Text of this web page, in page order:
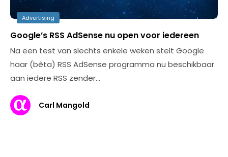
Advertising
Google’s RSS AdSense nu open voor iedereen
Na een test van slechts enkele weken stelt Google
haar (bêta) RSS AdSense programma nu beschikbaar
aan iedere RSS zender…
Carl Mangold